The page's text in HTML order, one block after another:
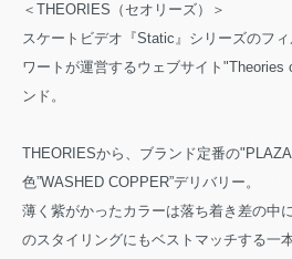
＜THEORIES（セオリーズ）＞
スケートビデオ『Static』シリーズのフ
ワートが運営するウェブサイト"Theories
ンド。
THEORIESから、ブランド定番の
色”WASHED COPPER”デリバリー。
薄く紫がかったカラーは落ち着き差の中
のスタイリングにもベストマッチする一本